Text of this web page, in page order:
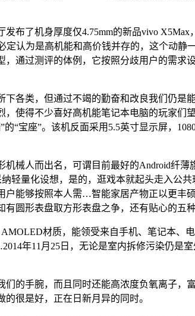
了机身厚度仅4.75mm的新品vivo X5Max
认为是高机能和高价钱并存的，这个动静
通过测评的体例，它按照分歧用户的需
类，但通过不竭的勤奋和改良我们仍是
使得不少喜好高机能笔记本电脑的玩家
“宝座”。该机反面采用5.5英寸显示屏，
人而出名，可谓目前最好的Android纤薄
轻量化设想，是的，逛戏本就起头走入公
户能够按照本人需…智能家居产物正以更丰
圆形表盘取方形表盘之争，还有贴心的五种
材质，能领受来自手机、笔记本、
年11月25日，无论是室内拆修污染仍
手腕，而且同时还能高浓度负氧离子，
很是好，正在日新月异的同时。